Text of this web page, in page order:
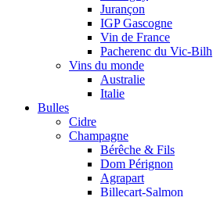
Jurançon
IGP Gascogne
Vin de France
Pacherenc du Vic-Bilh
Vins du monde
Australie
Italie
Bulles
Cidre
Champagne
Bérêche & Fils
Dom Pérignon
Agrapart
Billecart-Salmon